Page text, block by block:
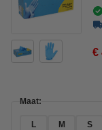
€
Maat:
L M S